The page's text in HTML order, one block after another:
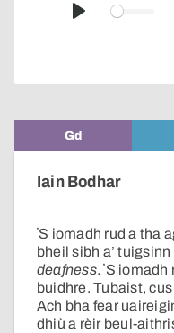
Play
Gd
Iain Bodhar
ʼS iomadh rud a tha
bheil sibh a’ tuigsinn
deafness. ʼS
buidhre. Tubaist,
Ach bha fear
dhiù a rèir beul-